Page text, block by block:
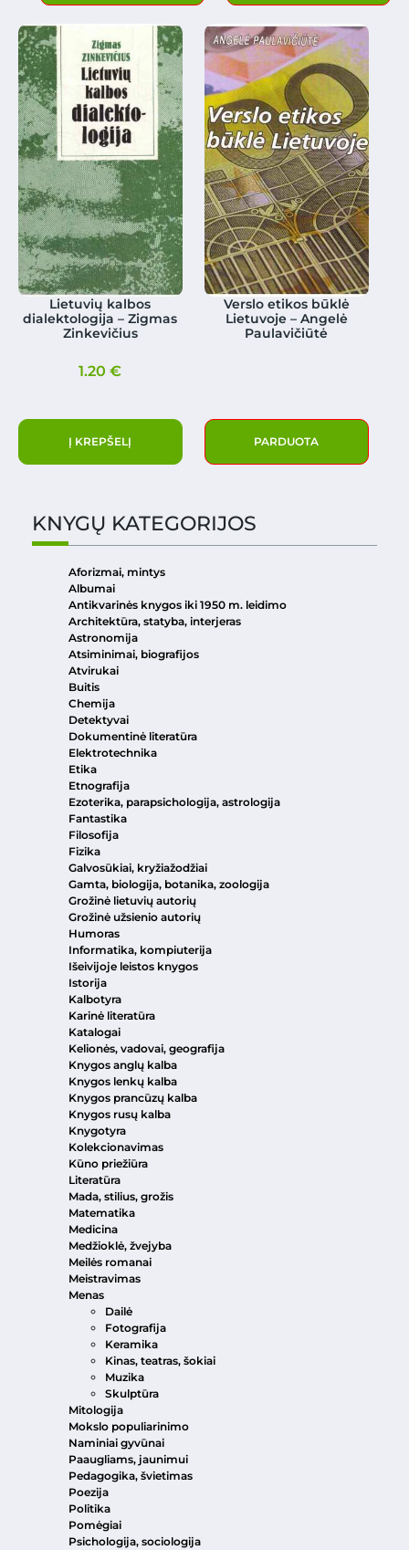
Lietuvių kalbos
dialektologija – Zigmas
Zinkevičius
1.20€
Į KREPŠELĮ
Verslo etikos būklė
Lietuvoje – Angelė
Paulavičiūtė
PARDUOTA
KNYGŲ KATEGORIJOS
Aforizmai, mintys
Albumai
Antikvarinės knygos iki 1950 m. leidimo
Architektūra, statyba, interjeras
Astronomija
Atsiminimai, biografijos
Atvirukai
Buitis
Chemija
Detektyvai
Dokumentinė literatūra
Elektrotechnika
Etika
Etnografija
Ezoterika, parapsichologija, astrologija
Fantastika
Filosofija
Fizika
Galvosūkiai, kryžiažodžiai
Gamta, biologija, botanika, zoologija
Grožinė lietuvių autorių
Grožinė užsienio autorių
Humoras
Informatika, kompiuterija
Išeivijoje leistos knygos
Istorija
Kalbotyra
Karinė literatūra
Katalogai
Kelionės, vadovai, geografija
Knygos anglų kalba
Knygos lenkų kalba
Knygos prancūzų kalba
Knygos rusų kalba
Knygotyra
Kolekcionavimas
Kūno priežiūra
Literatūra
Mada, stilius, grožis
Matematika
Medicina
Medžioklė, žvejyba
Meilės romanai
Meistravimas
Menas
Dailė
Fotografija
Keramika
Kinas, teatras, šokiai
Muzika
Skulptūra
Mitologija
Mokslo populiarinimo
Naminiai gyvūnai
Paaugliams, jaunimui
Pedagogika, švietimas
Poezija
Politika
Pomėgiai
Psichologija, sociologija